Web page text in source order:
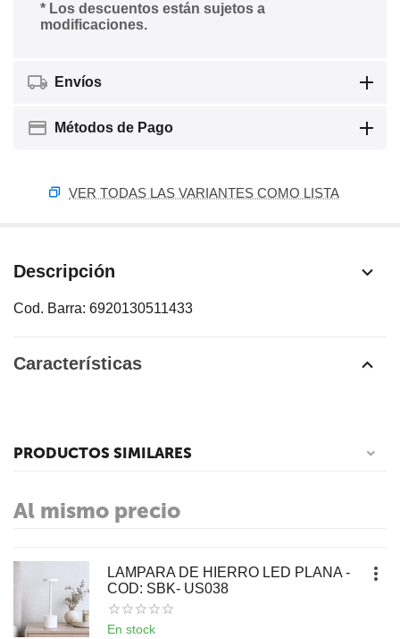
* Los descuentos están sujetos a
modificaciones.
Envíos
Métodos de Pago
VER TODAS LAS VARIANTES COMO LISTA
Descripción
Cod. Barra: 6920130511433
Características
PRODUCTOS SIMILARES
Al mismo precio
LAMPARA DE HIERRO LED PLANA -
COD: SBK- US038
En stock